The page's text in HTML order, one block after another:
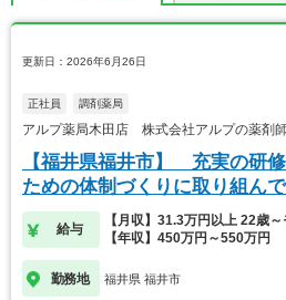
更新日：2026年6月26日
正社員 調剤薬局
アルプ薬局木田店 株式会社アルプの薬剤
【福井県福井市】 充実の研
ための体制づくりに取り組んで
給与
【月収】31.3万円以上 22歳
【年収】450万円～550万円
勤務地 福井県 福井市